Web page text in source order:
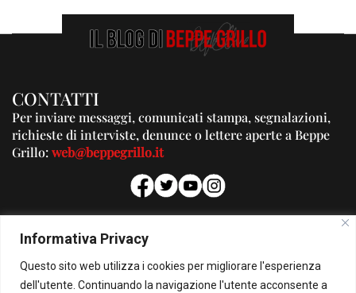
Informativa Privacy
Questo sito web utilizza i cookies per migliorare l'esperienza
dell'utente. Continuando la navigazione l'utente acconsente a
CONTATTI
Per inviare messaggi, comunicati stampa, segnalazioni,
richieste di interviste, denunce o lettere aperte a Beppe
Grillo:web@beppegrillo.it
PUBBLICITA'
Per la tua pubblicità su questo Blog:
pubblicita@beppegrillo.it